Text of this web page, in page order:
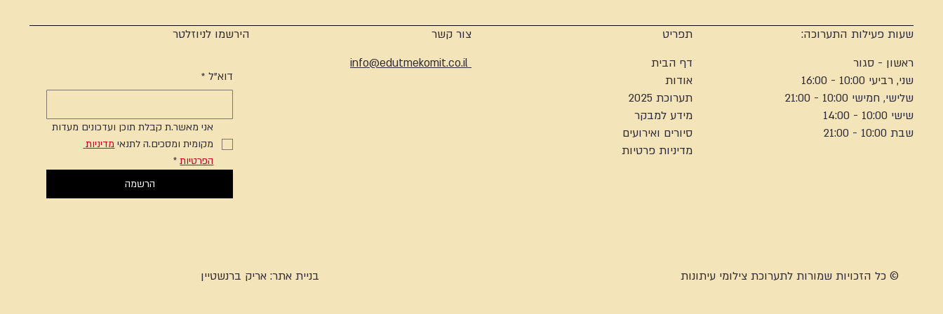
שעות פעילות התערוכה:
ראשון - סגור
שני, רביעי 10:00 - 16:00
שלישי, חמישי 10:00 - 21:00
שישי 10:00 - 14:00
שבת 10:00 - 21:00
תפריט
דף הבית
אודות
תערוכת 2025
מידע למבקר
סיורים ואירועים
מדיניות פרטיות
צור קשר
info@edutmekomit.co.il
הירשמו לניוזלטר
דוא"ל *
אני מאשר.ת קבלת תוכן ועדכונים מעדות
מקומית ומסכים.ה לתנאי
מדיניות
הפרטיות *
הרשמה
© כל הזכויות שמורות לתערוכת צילומי עיתונות בניית אתר:אריק ברנשטיין